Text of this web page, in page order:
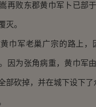
败东郡黄巾军卜已部于
灭。
军老巢广宗的路上，
因为张角病重，黄巾军
部砍掉，并在城下设下